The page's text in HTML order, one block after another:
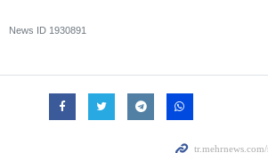
News ID 1930891